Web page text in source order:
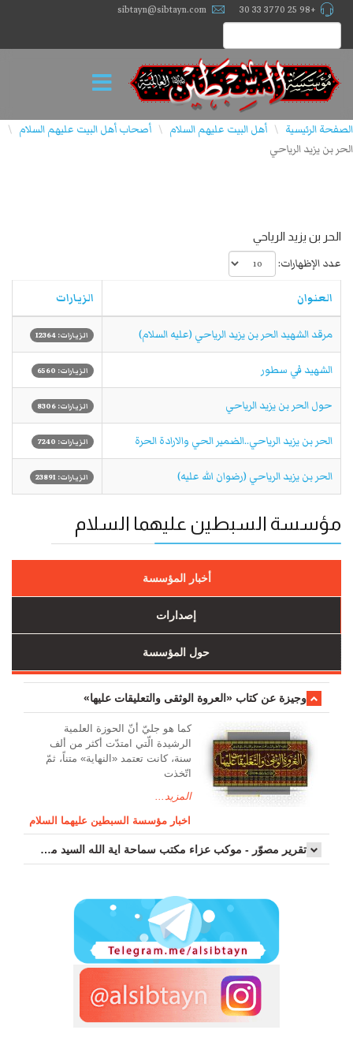
+98 25 3770 33 30
sibtayn@sibtayn.com
الصفحة الرئيسية \ أهل البيت عليهم السلام \ أصحاب أهل البيت علیهم السلام \
الحر بن يزيد الرياحي
الحر بن يزيد الرياحي
عدد الإظهارات:
العنوان الزيارات
مرقد الشهيد الحر بن يزيد الرياحي (عليه السلام) الزيارات: 12364
الشهيد في سطور الزيارات: 6560
حول الحر بن يزيد الرياحي الزيارات: 8306
الحر بن يزيد الرياحي..الضمير الحي والارادة الحرة الزيارات: 7240
الحر بن يزيد الرياحي (رضوان الله عليه) الزيارات: 23891
مؤسسة السبطين عليهما السلام
أخبار المؤسسة
إصدارات
حول المؤسسة
وجیزة عن کتاب «العروة الوثقی والتعلیقات علیها»
کما هو جليّ أنّ الحوزة العلمیة
الرشیدة الّتي امتدّت أكثر من ألف
سنة، كانت تعتمد «النهاية» متناً، ثمّ
اتّخذت
المزيد...
اخبار مؤسسة السبطين عليهما السلام
تقرير مصوّر - موكب عزاء مکتب سماحة اية الله السيد مرتضى الموسوي الاصفهاني في يوم إستشهاد السيدة فاطم...